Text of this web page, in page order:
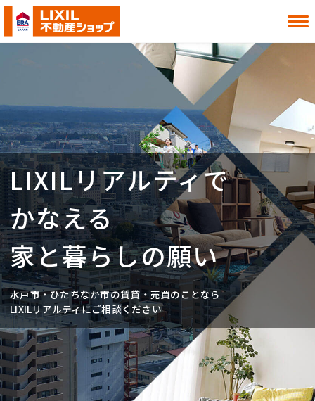
借りたい
貸したい
売りたい
お知らせ
お役立ち情報
よくある質問
MITOシル
事業内容
店舗案内
入居者様へ
会社情報
採用情報
お近くの店舗を探す
お問い合わせ
お気に入り物件
LIXILリアルティで
かなえる
家と暮らしの願い
水戸市・ひたちなか市の賃貸・売買のことなら
LIXILリアルティにご相談ください
2026.5.7 当社が利用する外部システム（いえらぶ社）への不正アクセスによる個人情報流出の可能性について
2026.7.29 令和8年熊本地震により被害に遭われた皆さまへ
2026.7.21 第32回ひたちなか祭り開催に伴う「勝田営業所」臨時休業のお知らせ